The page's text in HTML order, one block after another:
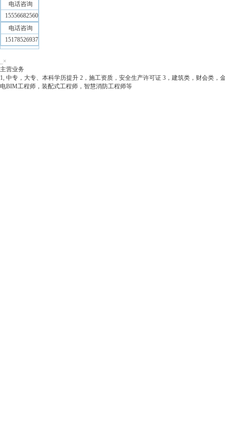
电话咨询
15556682560
电话咨询
15178526937
×
主营业务
1, 中专，大专、本科学历提升 2，施工资质，安全生产许可证 3，建筑类，财会类
电BIM工程师，装配式工程师，智慧消防工程师等